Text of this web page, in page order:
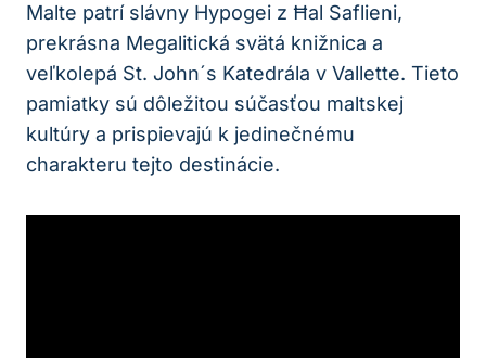
Malte patrí slávny Hypogei z Ħal Saflieni,
prekrásna Megalitická svätá knižnica a
veľkolepá St. John´s Katedrála v Vallette. Tieto
pamiatky sú dôležitou súčasťou maltskej
kultúry a prispievajú k jedinečnému
charakteru tejto destinácie.